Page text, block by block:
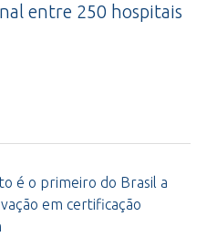
entre 250 hospitais
é o primeiro do Brasil a
em certificação